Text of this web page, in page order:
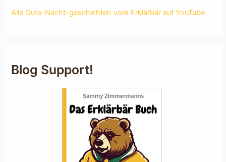
Alle Gute-Nacht-geschichten vom Erklärbär auf YouTube
Blog Support!